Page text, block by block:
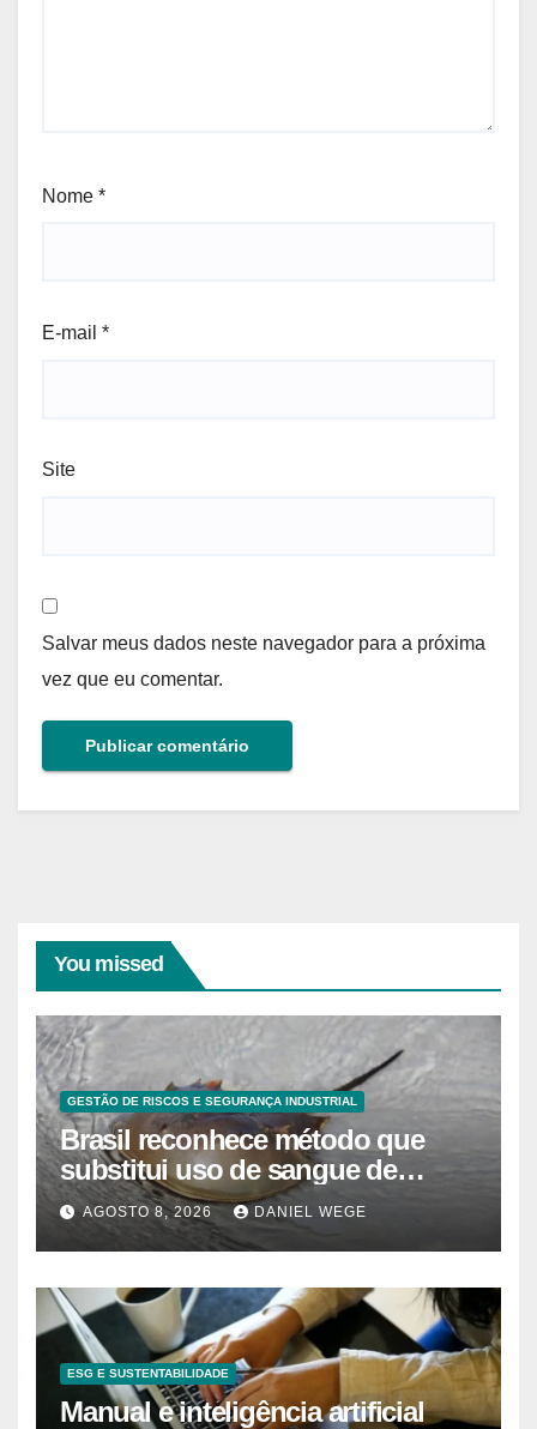
Nome *
E-mail *
Site
Salvar meus dados neste navegador para a próxima
vez que eu comentar.
You missed
GESTÃO DE RISCOS E SEGURANÇA INDUSTRIAL
Brasil reconhece método que
substitui uso de sangue de
caranguejo-ferradura em testes
farmacêuticos
AGOSTO 8, 2026 DANIEL WEGE
ESG E SUSTENTABILIDADE
Manual e inteligência artificial